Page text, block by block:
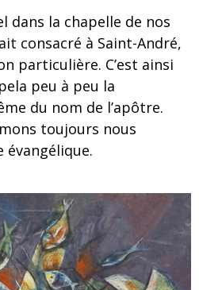
dans la chapelle de nos
consacré à Saint-André,
particulière. C’est ainsi
peu à peu la
du nom de l’apôtre.
toujours nous